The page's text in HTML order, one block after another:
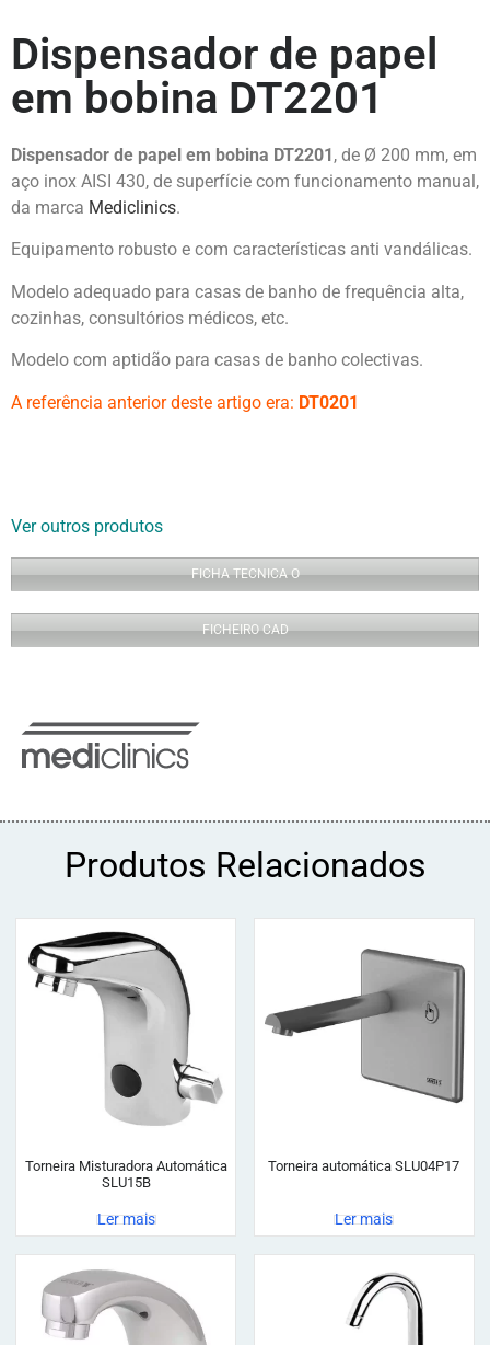
Dispensador de papel
em bobina DT2201
Dispensador de papel em bobina DT2201, de Ø 200 mm, em
aço inox AISI 430, de superfície com funcionamento manual,
da marca Mediclinics.
Equipamento robusto e com características anti vandálicas.
Modelo adequado para casas de banho de frequência alta,
cozinhas, consultórios médicos, etc.
Modelo com aptidão para casas de banho colectivas.
A referência anterior deste artigo era: DT0201
Ver outros produtos
FICHA TECNICA O
FICHEIRO CAD
Produtos Relacionados
Torneira Misturadora Automática
SLU15B
Ler mais
Torneira automática SLU04P17
Ler mais